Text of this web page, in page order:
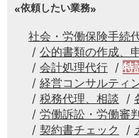
依頼したい業務
社会・労働保険手続
公的書類の作成、
会計処理代行
特
経営コンサルティ
税務代理、相談
労働訴訟・労働審
契約書チェック